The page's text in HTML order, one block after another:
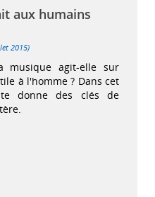
aux humains
2015)
musique agit-elle sur
à l'homme ? Dans cet
donne des clés de